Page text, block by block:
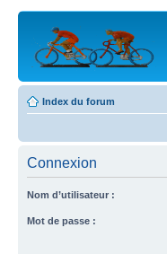
Index du forum
Connexion
Nom d’utilisateur :
Mot de passe :